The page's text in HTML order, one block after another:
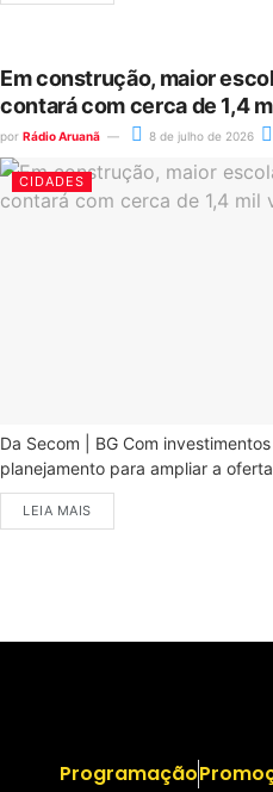
Em construção, maior
contará com cerca de 1,4
por Rádio Aruanã 8 de julho de 2026
CIDADES
Da Secom | BG Com
planejamento para ampliar a
LEIA MAIS
Programação